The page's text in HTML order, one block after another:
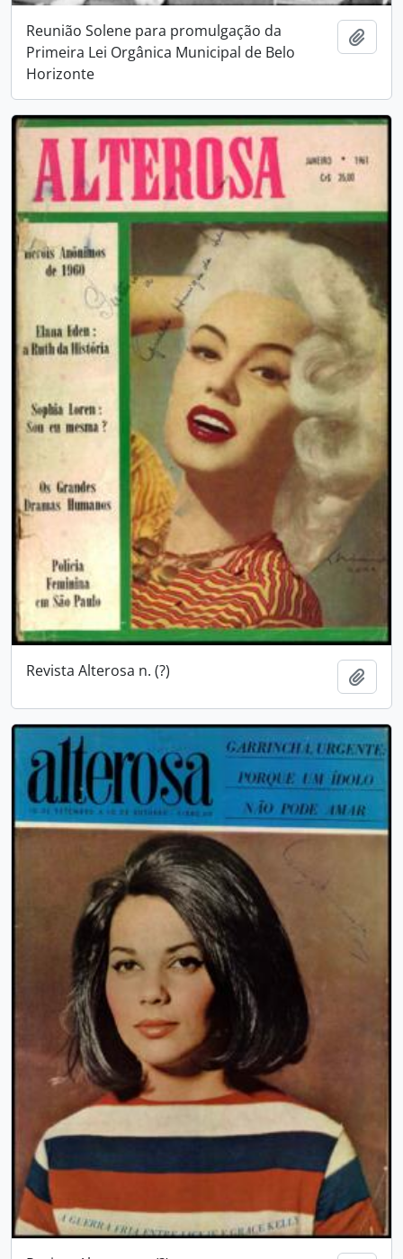
Reunião Solene para promulgação da
Primeira Lei Orgânica Municipal de Belo
Horizonte
Revista Alterosa n. (?)